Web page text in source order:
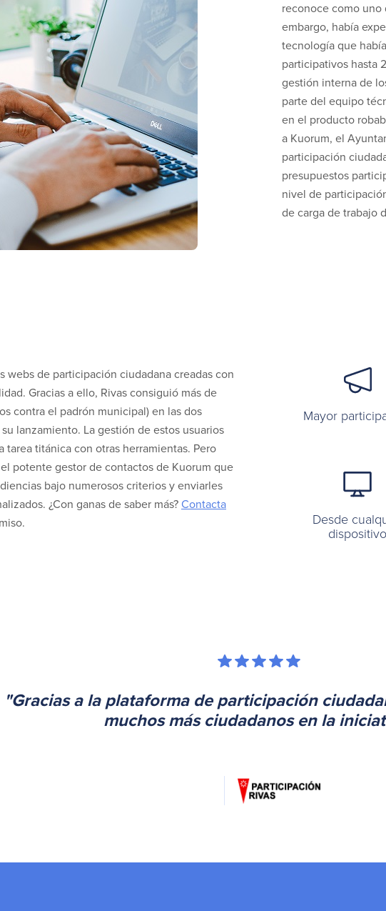
reconoce como uno
embargo, había
tecnología que
participativos hasta
gestión interna de
parte del equipo
en el producto
a Kuorum, el
participación
presupuestos
nivel de
de carga de trabajo
webs de participación ciudadana creadas con
Gracias a ello, Rivas consiguió más de
contra el padrón municipal) en las dos
lanzamiento. La gestión de estos usuarios
tarea titánica con otras herramientas. Pero
potente gestor de contactos de Kuorum que
bajo numerosos criterios y enviarles
¿Con ganas de saber más?Contacta
Mayor
Desde
dispositivo
"Gracias a la plataforma de participación
muchos más ciudadanos en la